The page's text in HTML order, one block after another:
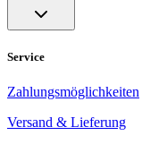
Service
Zahlungsmöglichkeiten
Versand & Lieferung